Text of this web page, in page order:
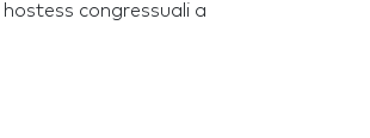
congressuali a